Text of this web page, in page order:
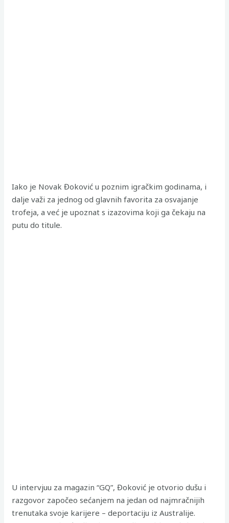
Iako je Novak Đoković u poznim igračkim godinama, i
dalje važi za jednog od glavnih favorita za osvajanje
trofeja, a već je upoznat s izazovima koji ga čekaju na
putu do titule.
U intervjuu za magazin “GQ”, Đoković je otvorio dušu i
razgovor započeo sećanjem na jedan od najmračnijih
trenutaka svoje karijere – deportaciju iz Australije.